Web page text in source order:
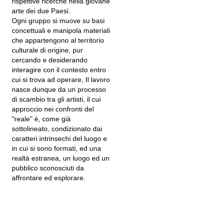
arte dei due Paesi.
Ogni gruppo si muove su basi
concettuali e manipola materiali
che appartengono al territorio
culturale di origine, pur
cercando e desiderando
interagire con il contesto entro
cui si trova ad operare, Il lavoro
nasce dunque da un processo
di scambio tra gli artisti, il cui
approccio nei confronti del
"reale" è, come già
sottolineato, condizionato dai
caratteri intrinsechi del luogo e
in cui si sono formati, ed una
realtà estranea, un luogo ed un
pubblico sconosciuti da
affrontare ed esplorare.